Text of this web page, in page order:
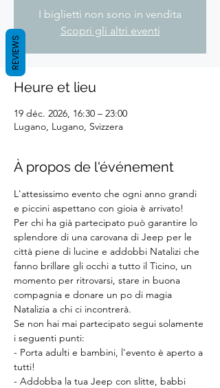
I biglietti non sono in vendita
Scopri gli altri eventi
Heure et lieu
19 déc. 2026, 16:30 – 23:00
Lugano, Lugano, Svizzera
À propos de l'événement
L'attesissimo evento che ogni anno grandi
e piccini aspettano con gioia è arrivato!
Per chi ha già partecipato può garantire lo
splendore di una carovana di Jeep per le
città piene di lucine e addobbi Natalizi che
fanno brillare gli occhi a tutto il Ticino, un
momento per ritrovarsi, stare in buona
compagnia e donare un po di magia
Natalizia a chi ci incontrerà.
Se non hai mai partecipato segui solamente
i seguenti punti:
- Porta adulti e bambini, l'evento è aperto a
tutti!
- Addobba la tua Jeep con slitte, babbi
REVIEWS